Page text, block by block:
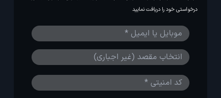
درخواستی خود را دریافت نمایید